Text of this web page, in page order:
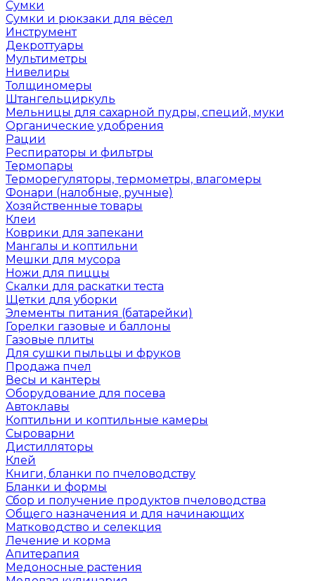
Сумки
Сумки и рюкзаки для вёсел
Инструмент
Декроттуары
Мультиметры
Нивелиры
Толщиномеры
Штангельциркуль
Мельницы для сахарной пудры, специй, муки
Органические удобрения
Рации
Респираторы и фильтры
Термопары
Терморегуляторы, термометры, влагомеры
Фонари (налобные, ручные)
Хозяйственные товары
Клеи
Коврики для запекани
Мангалы и коптильни
Мешки для мусора
Ножи для пиццы
Скалки для раскатки теста
Щетки для уборки
Элементы питания (батарейки)
Горелки газовые и баллоны
Газовые плиты
Для сушки пыльцы и фруков
Продажа пчел
Весы и кантеры
Оборудование для посева
Автоклавы
Коптильни и коптильные камеры
Сыроварни
Дистилляторы
Клей
Книги, бланки по пчеловодству
Бланки и формы
Сбор и получение продуктов пчеловодства
Общего назначения и для начинающих
Матководство и селекция
Лечение и корма
Апитерапия
Медоносные растения